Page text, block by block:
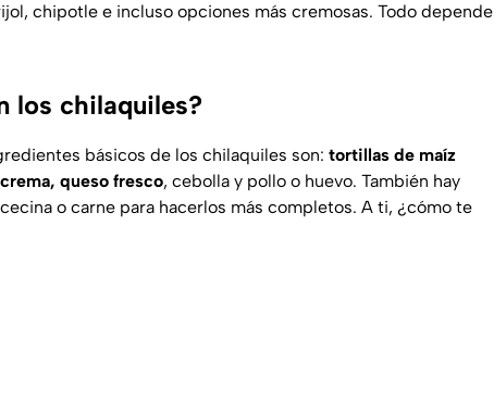
chipotle e incluso opciones más cremosas. Todo depende
los chilaquiles?
básicos de los chilaquiles son: tortillas de maíz
queso fresco, cebolla y pollo o huevo. También hay
o carne para hacerlos más completos. A ti, ¿cómo te